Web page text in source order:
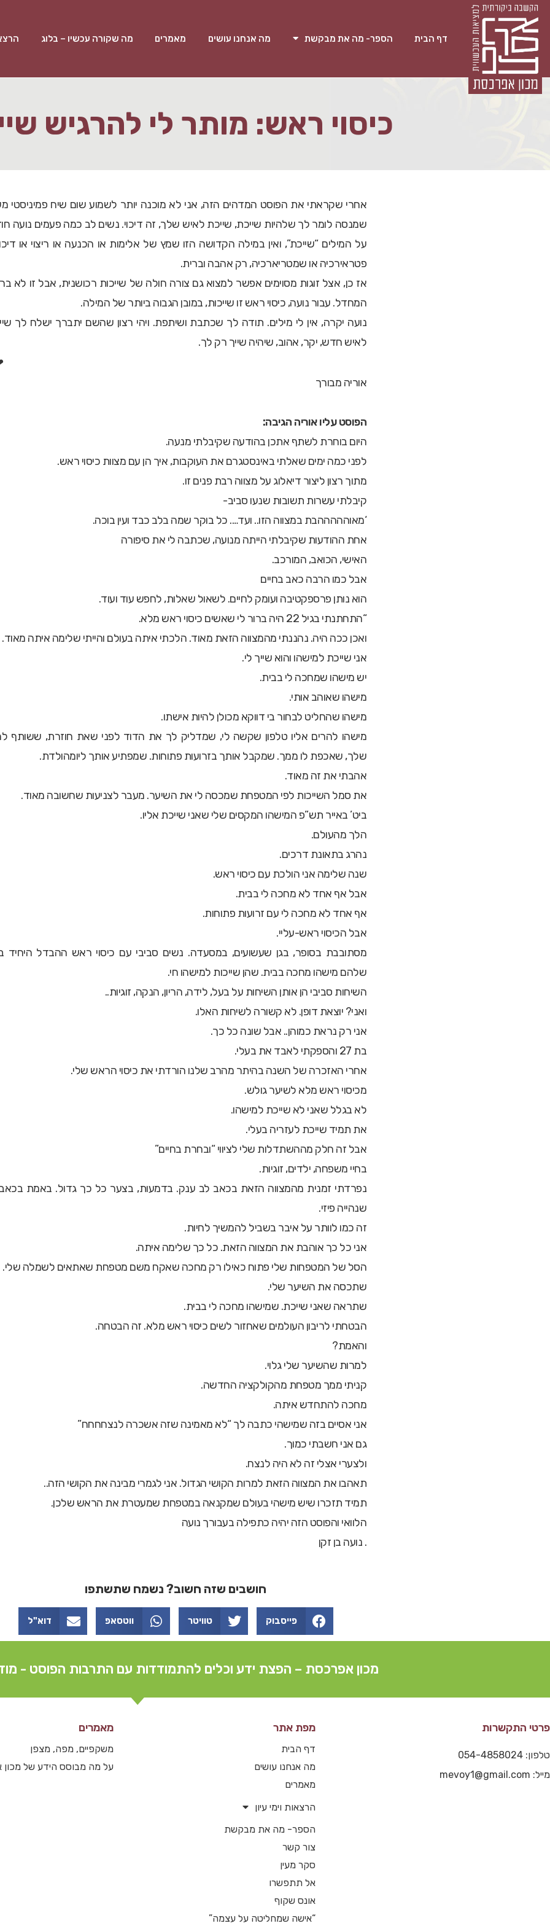
דף הבית הספר- מה את מבקשת מה אנחנו עושים מאמרים מה שקורה עכשיו – בלוג
כיסוי ראש: מותר לי להרגיש
אחרי שקראתי את הפוסט המדהים הזה, אני לא מוכנה יותר לשמוע שום שיח פמיניסטי
שמנסה לומר לך שלהיות שייכת, שייכת לאיש שלך, זה דיכוי. נשים לב כמה פעמים נועה
על המילים “שייכת”, ואין במילה הקדושה הזו שמץ של אלימות או הכנעה או ריצוי או
פטראירכיה או שמטריארכיה, רק אהבה וברית.
אז כן, אצל זוגות מסוימים אפשר למצוא גם צורה חולה של שייכות רכושנית, אבל זו לא
המחדל. עבור נועה, כיסוי ראש זו שייכות, במובן הגבוה ביותר של המילה.
נועה יקרה, אין לי מילים. תודה לך שכתבת ושיתפת. ויהי רצון שהשם יתברך ישלח לך
לאיש חדש, יקר, אהוב, שיהיה שייך רק לך.
אוריה מבורך
הפוסט עליו אוריה הגיבה:
היום בוחרת לשתף אתכן בהודעה שקיבלתי מנעה.
לפני כמה ימים שאלתי באינסטגרם את העוקבות, איך הן עם מצוות כיסוי ראש.
מתוך רצון ליצור דיאלוג על מצווה רבת פנים זו.
קיבלתי עשרות תשובות שנעו סביב-
‘מאוהההההבת במצווה הזו.. ועד…. כל בוקר שמה בלב כבד ועין בוכה.
אחת ההודעות שקיבלתי הייתה מנועה, שכתבה לי את סיפורה
האישי, הכואב, המורכב.
אבל כמו הרבה כאב בחיים
הוא נותן פרספקטיבה ועומק לחיים. לשאול שאלות, לחפש עוד ועוד.
“התחתנתי בגיל 22 היה ברור לי שאשים כיסוי ראש מלא.
ואכן ככה היה. נהננתי מהמצווה הזאת מאוד. הלכתי איתה בעולם והייתי שלימה איתה מאוד.
אני שייכת למישהו והוא שייך לי.
יש מישהו שמחכה לי בבית.
מישהו שאוהב אותי.
מישהו שהחליט לבחור בי דווקא מכולן להיות אישתו.
מישהו להרים אליו טלפון שקשה לי, שמדליק לך את הדוד לפני שאת חוזרת, ששותף
שלך, שאכפת לו ממך. שמקבל אותך בזרועות פתוחות. שמפתיע אותך ליומהולדת.
אהבתי את זה מאוד.
את סמל השייכות לפי המטפחת שמכסה לי את השיער. מעבר לצניעות שחשובה מאוד.
ביט’ באייר תש”פ המישהו המקסים שלי שאני שייכת אליו.
הלך מהעולם.
נהרג בתאונת דרכים.
שנה שלימה אני הולכת עם כיסוי ראש.
אבל אף אחד לא מחכה לי בבית.
אף אחד לא מחכה לי עם זרועות פתוחות.
אבל הכיסוי ראש-עליי.
מסתובבת בסופר, בגן שעשועים, במסעדה. נשים סביבי עם כיסוי ראש ההבדל היחיד
שלהם מישהו מחכה בבית. שהן שייכות למישהו חי.
השיחות סביבי הן אותן השיחות על בעל, לידה, הריון, הנקה, זוגיות..
ואני? יוצאת דופן. לא קשורה לשיחות האלו.
אני רק נראת כמוהן.. אבל שונה כל כך.
בת 27 והספקתי לאבד את בעלי.
אחרי האזכרה של השנה בהיתר מהרב שלנו הורדתי את כיסוי הראש שלי.
מכיסוי ראש מלא לשיער גולש.
לא בגלל שאני לא שייכת למישהו.
את תמיד שייכת לעזריה בעלי.
אבל זה חלק מההשתדלות שלי לציווי “ובחרת בחיים”
בחיי משפחה, ילדים, זוגיות.
נפרדתי זמנית מהמצווה הזאת בכאב לב ענק. בדמעות, בצער כל כך גדול. באמת
שנהייה פיזי.
זה כמו לוותר על איבר בשביל להמשיך לחיות.
אני כל כך אוהבת את המצווה הזאת. כל כך שלימה איתה.
הסל של המטפחות שלי פתוח כאילו רק מחכה שאקח משם מטפחת שאתאים לשמלה שלי.
שתכסה את השיער שלי.
שתראה שאני שייכת. שמישהו מחכה לי בבית.
הבטחתי לריבון העולמים שאחזור לשים כיסוי ראש מלא. זה הבטחה.
והאמת?
למרות שהשיער שלי גלוי.
קניתי ממך מטפחת מהקולקציה החדשה.
מחכה להתחדש איתה.
אני אסיים בזה שמישהי כתבה לך “לא מאמינה שזה אשכרה לנצחחחח”
גם אני חשבתי כמוך.
ולצערי אצלי זה לא היה לנצח.
תאהבו את המצווה הזאת למרות הקושי הגדול. אני לגמרי מבינה את הקושי הזה..
תמיד תזכרו שיש מישהי בעולם שמקנאה במטפחת שמעטרת את הראש שלכן.
הלוואי והפוסט הזה יהיה כתפילה בעבורך נועה
. נועה בן זקן
חושבים שזה חשוב? נשמח שתשתפו
פייסבוק טוויטר ווטסאפ דוא"ל
מכון אפרכסת – הפצת ידע וכלים להתמודדות עם התרבות הפוסט -
פרטי התקשרות
טלפון: 054-4858024
מייל: mevoy1@gmail.com
מפת אתר
דף הבית
מה אנחנו עושים
מאמרים
הרצאות וימי עיון
הספר- מה את מבקשת
צור קשר
סקר מעין
אל תתפשרו
אונס שקוף
“אישה שמחליטה על עצמה”
מאמרים
משקפיים, מפה, מצפן
על מה מבוסס הידע של